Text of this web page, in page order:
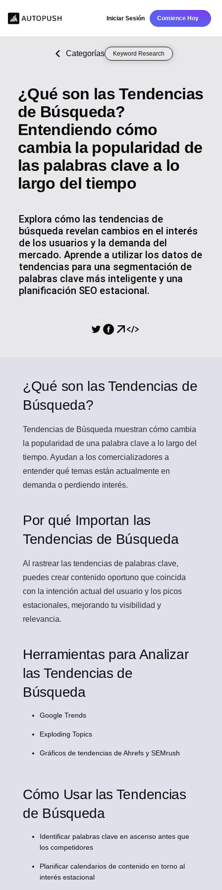
Iniciar Sesión Comience Hoy
Categorías Keyword Research
¿Qué son las Tendencias
de Búsqueda?
Entendiendo cómo
cambia la popularidad de
las palabras clave a lo
largo del tiempo
Explora cómo las tendencias de
búsqueda revelan cambios en el interés
de los usuarios y la demanda del
mercado. Aprende a utilizar los datos de
tendencias para una segmentación de
palabras clave más inteligente y una
planificación SEO estacional.
¿Qué son las Tendencias de
Búsqueda?
Tendencias de Búsqueda muestran cómo cambia
la popularidad de una palabra clave a lo largo del
tiempo. Ayudan a los comercializadores a
entender qué temas están actualmente en
demanda o perdiendo interés.
Por qué Importan las
Tendencias de Búsqueda
Al rastrear las tendencias de palabras clave,
puedes crear contenido oportuno que coincida
con la intención actual del usuario y los picos
estacionales, mejorando tu visibilidad y
relevancia.
Herramientas para Analizar
las Tendencias de
Búsqueda
Google Trends
Exploding Topics
Gráficos de tendencias de Ahrefs y SEMrush
Cómo Usar las Tendencias
de Búsqueda
Identificar palabras clave en ascenso antes que
los competidores
Planificar calendarios de contenido en torno al
interés estacional